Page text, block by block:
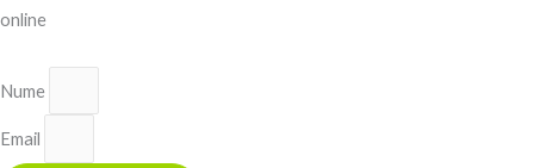
online
Nume
Email